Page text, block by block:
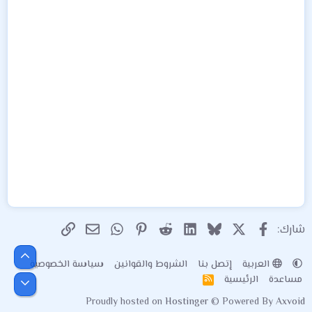
شارك: فيسبوك Bluesky
LinkedIn
Reddit
Pinterest
WhatsApp
البريد الإلكتروني
الرابط
العربية إتصل بنا الشروط والقوانين
سياسة الخصوصية
مساعدة
الرئيسية
R
S
Proudly hosted on Hostinger© Powered ByAxvoid
أعلى